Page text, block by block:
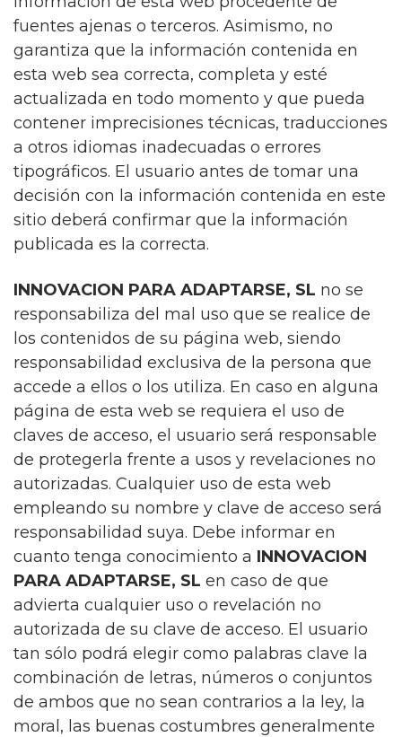
fuentes ajenas o terceros. Asimismo, no
garantiza que la información contenida en
esta web sea correcta, completa y esté
actualizada en todo momento y que pueda
contener imprecisiones técnicas, traducciones
a otros idiomas inadecuadas o errores
tipográficos. El usuario antes de tomar una
decisión con la información contenida en este
sitio deberá confirmar que la información
publicada es la correcta.
INNOVACION PARA ADAPTARSE, SL no se
responsabiliza del mal uso que se realice de
los contenidos de su página web, siendo
responsabilidad exclusiva de la persona que
accede a ellos o los utiliza. En caso en alguna
página de esta web se requiera el uso de
claves de acceso, el usuario será responsable
de protegerla frente a usos y revelaciones no
autorizadas. Cualquier uso de esta web
empleando su nombre y clave de acceso será
responsabilidad suya. Debe informar en
cuanto tenga conocimiento a INNOVACION
PARA ADAPTARSE, SL en caso de que
advierta cualquier uso o revelación no
autorizada de su clave de acceso. El usuario
tan sólo podrá elegir como palabras clave la
combinación de letras, números o conjuntos
de ambos que no sean contrarios a la ley, la
moral, las buenas costumbres generalmente